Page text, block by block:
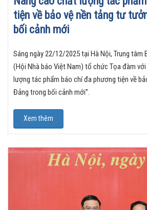
tiện về bảo vệ nền tảng tư
bối cảnh mới
Sáng ngày 22/12/2025 tại Hà Nội, Trung tâm
(Hội Nhà báo Việt Nam) tổ chức Tọa đàm
lượng tác phẩm báo chí đa phương tiện về
Đảng trong bối cảnh mới”.
Xem thêm